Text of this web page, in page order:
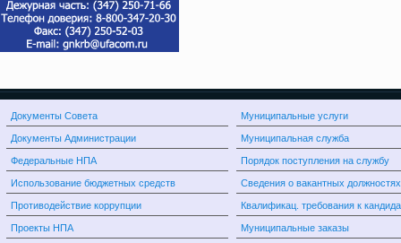
Документы Совета
Документы Администрации
Федеральные НПА
Использование бюджетных средств
Противодействие коррупции
Проекты НПА
Муниципальные услуги
Муниципальная служба
Порядок поступления на службу
Сведения о вакантных должностях
Квалификац. требования к
Муниципальные заказы